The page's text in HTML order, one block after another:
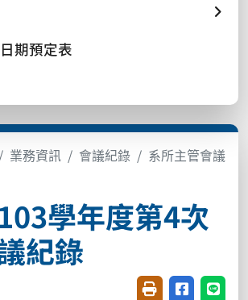
期預定表
業務資訊 會議紀錄
系所主管會議
學年度第4次
紀錄
友善列印(開新視
分享至臉書
分享